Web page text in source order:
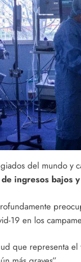
del mundo y
ingresos bajos
19 en los
que representa